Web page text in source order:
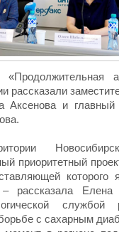
рассказали
и главный
приоритетный
– рассказала
с сахарным